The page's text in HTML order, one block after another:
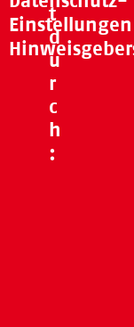
Einstellungen
t
d
u
r
c
h
: